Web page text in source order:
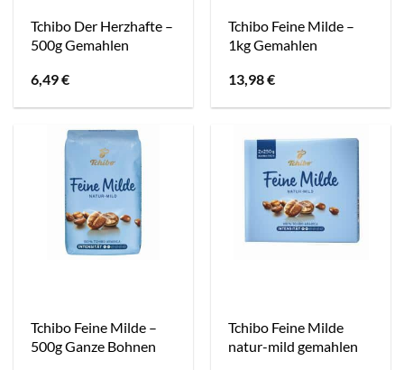
Tchibo Der Herzhafte –
500g Gemahlen
6,49€
Tchibo Feine Milde –
1kg Gemahlen
13,98€
Tchibo Feine Milde –
500g Ganze Bohnen
Tchibo Feine Milde
natur-mild gemahlen